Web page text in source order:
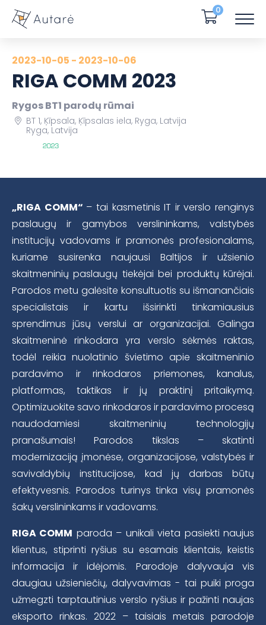
0
2023-10-05 - 2023-10-06
RIGA COMM 2023
Rygos BT1 parodų rūmai
BT 1, Ķīpsala, Ķīpsalas iela, Ryga, Latvija
Ryga, Latvija
„RIGA COMM“ – tai kasmetinis IT ir verslo renginys
paslaugų ir gamybos verslininkams, valstybės
institucijų vadovams ir pramonės profesionalams,
kuriame susirenka naujausi Baltijos ir užsienio
skaitmeninių paslaugų tiekėjai bei produktų kūrėjai.
Parodos metu galėsite konsultuotis su išmanančiais
specialistais ir kartu išsirinkti tinkamiausius
sprendimus jūsų verslui ar organizacijai. Galinga
skaitmeninė rinkodara yra verslo sėkmės raktas,
todėl reikia nuolatinio švietimo apie skaitmeninio
pardavimo ir rinkodaros priemones, kanalus,
platformas, taktikas ir jų praktinį pritaikymą.
Optimizuokite savo rinkodaros ir pardavimo procesą
naudodamiesi skaitmeninių technologijų
pranašumais! Parodos tikslas – skatinti
modernizaciją įmonėse, organizacijose, valstybės ir
savivaldybių institucijose, kad jų darbas būtų
efektyvesnis. Parodos turinys tinka visų pramonės
šakų verslininkams ir vadovams.
RIGA COMM paroda – unikali vieta pasiekti naujus
klientus, stiprinti ryšius su esamais klientais, keistis
informacija ir idėjomis. Parodoje dalyvauja vis
daugiau užsieniečių, dalyvavimas - tai puiki proga
užmegzti tarptautinius verslo ryšius ir pažinti naujas
eksporto rinkas. 2022 – taisiais metais parodoje